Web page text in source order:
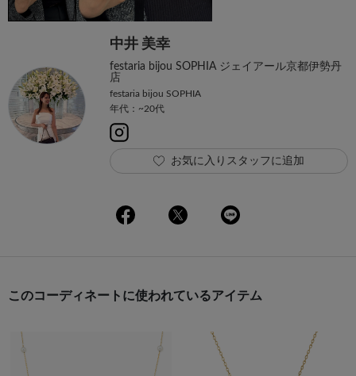
中井 美幸
festaria bijou SOPHIA ジェイアール京都伊勢丹
店
festaria bijou SOPHIA
年代：~20代
お気に入りスタッフに追加
このコーディネートに使われているアイテム